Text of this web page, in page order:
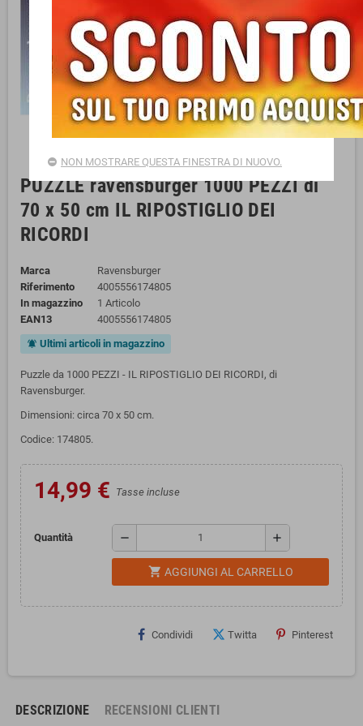
PUZZLE ravensburger 1000 PEZZI di
70 x 50 cm IL RIPOSTIGLIO DEI
RICORDI
Marca
Ravensburger
Riferimento
4005556174805
In magazzino
1 Articolo
EAN13
4005556174805
notifications_active Ultimi articoli in magazzino
Puzzle da 1000 PEZZI - IL RIPOSTIGLIO DEI RICORDI, di
Ravensburger.
Dimensioni: circa 70 x 50 cm.
Codice: 174805.
14,99 € Tasse incluse
Quantità remove add
shopping_cart AGGIUNGI AL CARRELLO
Condividi Twitta Pinterest
DESCRIZIONE RECENSIONI CLIENTI
NON MOSTRARE QUESTA FINESTRA DI NUOVO.